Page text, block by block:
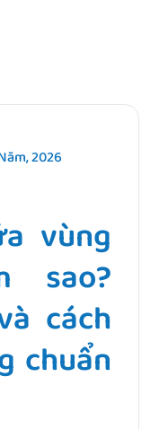
2026
vùng
sao?
cách
chuẩn